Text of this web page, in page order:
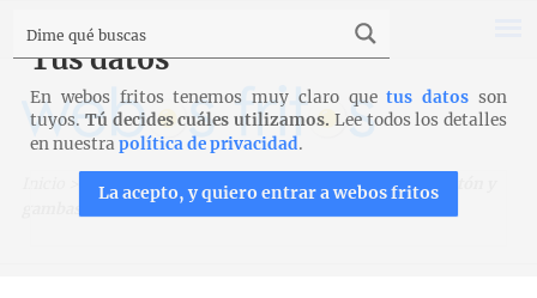
Recetas Ensaladas
Ensalada de brotes, melocotón y
Tus datos
En webos fritos tenemos muy claro quetus datos son
tuyos. Tú decides cuáles utilizamos. Lee todos los detalles
en nuestrapolítica de privacidad.
La acepto, y quiero entrar a webos fritos